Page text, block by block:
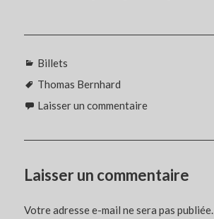
Catégories
Billets
Étiquettes
Thomas Bernhard
Laisser un commentaire
Laisser un commentaire
Votre adresse e-mail ne sera pas publiée.